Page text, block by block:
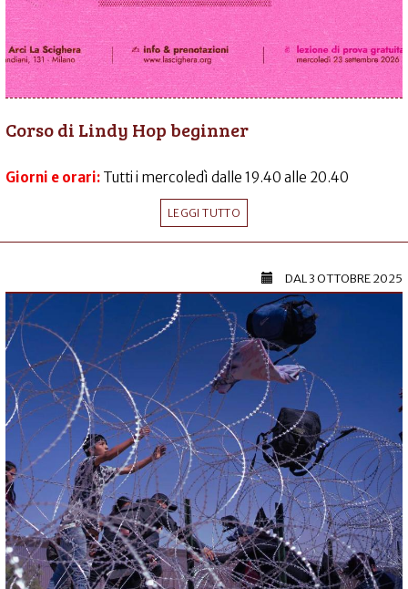
Corso di Lindy Hop beginner
Giorni e orari: Tutti i mercoledì dalle 19.40 alle 20.40
LEGGI TUTTO
DAL3 OTTOBRE 2025